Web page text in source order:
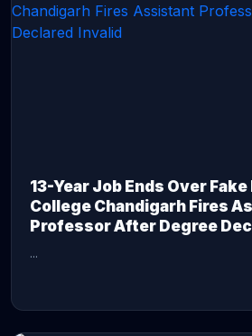
13-Year Job Ends Over Fake
College Chandigarh Fires
Professor After Degree
...